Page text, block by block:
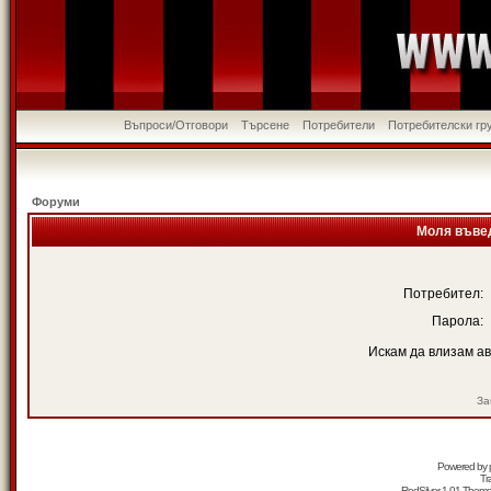
Въпроси/Отговори Търсене Потребители Потребителски
Форуми
Моля
Потребител:
Парола:
Искам да влизам
Powered by